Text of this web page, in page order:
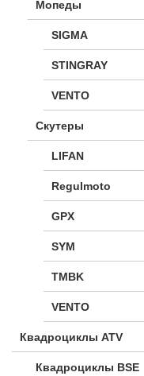
Мопеды
SIGMA
STINGRAY
VENTO
Скутеры
LIFAN
Regulmoto
GPX
SYM
TMBK
VENTO
Квадроциклы ATV
Квадроциклы BSE